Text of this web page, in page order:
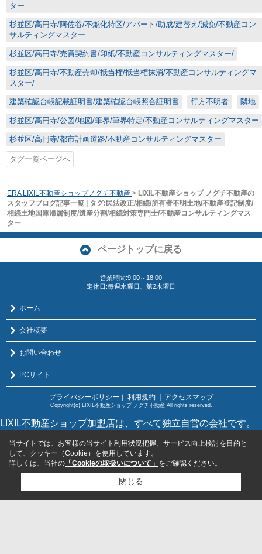
ター
杉並区/高円寺/阿佐谷/不燃化特区/アパート/助成/建替え/減免/不動産コン
サルティングマスター
杉並区/高円寺/売買契約書/印紙/不動産コンサルティングマスター/
杉並区/高円寺/不動産売却/抵当権/抵当権抹消/不動産コンサルティングマ
スター/
建築確認台帳記載証明書/建築確認台帳照合証明書 行方不明者 隣地
杉並区/高円寺/公図/地図/筆界/筆界特定/不動産コンサルティングマスター
杉並区/高円寺/都市計画道路/不動産コンサルティングマスター
タグ一覧ページへ
ERA LIXIL不動産ショップノグチ不動産 > LIXIL不動産ショップ ノグチ不動産の
スタッフブログ記事一覧 | タグ:民法改正/相続/所有者不明土地/不動産登記制度/
相続土地国庫帰属制度/遺産分割/相続対策専門士/不動産コンサルティングマス
ター
ページトップに戻る
営業時間:9:00～18:00
定休日:毎週水曜日、第2木曜日
ホーム
会社概要
お問い合わせ
PCサイト
プライバシーポリシー ｜ 利用規約 ｜アクセスマップ
Copyright(c) LIXIL不動産ショップ ノグチ不動産 All rights reserved.
LIXIL不動産ショップ加盟店は、すべて独立自営の会社です。
当サイトでは、お客様の当サイト利用状況把握、サービス向上検討を目的と
して、クッキー（Cookie）を使用しています。
詳しくは、当社の 「Cookieの取扱いについて」 をご確認ください。
閉じる